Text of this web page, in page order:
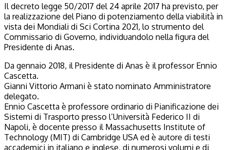
Il decreto legge 50/2017 del 24 aprile 2017 ha previsto, per
la realizzazione del Piano di potenziamento della viabilità in
vista dei Mondiali di Sci Cortina 2021, lo strumento del
Commissario di Governo, individuandolo nella figura del
Presidente di Anas.
Da gennaio 2018, il Presidente di Anas è il professor Ennio
Cascetta.
Gianni Vittorio Armani è stato nominato Amministratore
delegato.
Ennio Cascetta è professore ordinario di Pianificazione dei
Sistemi di Trasporto presso l’Università Federico II di
Napoli, è docente presso il Massachusetts Institute of
Technology (MIT) di Cambridge USA ed è autore di testi
accademici in italiano e inglese, di numerosi volumi e di